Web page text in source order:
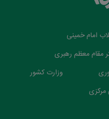
امام خمینی
مقام معظم رهبری
وزارت کشور
مرکزی